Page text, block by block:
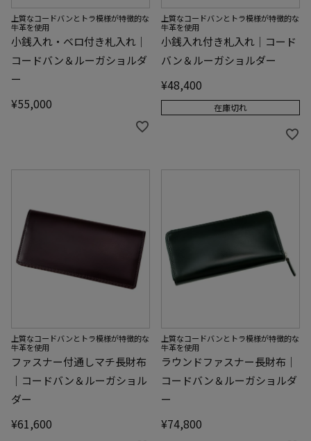
上質なコードバンとトラ模様が特徴的な
牛革を使用
小銭入れ・ベロ付き札入れ｜
コードバン＆ルーガショルダ
ー
¥55,000
上質なコードバンとトラ模様が特徴的な
牛革を使用
小銭入れ付き札入れ｜コード
バン＆ルーガショルダー
¥48,400
在庫切れ
上質なコードバンとトラ模様が特徴的な
牛革を使用
ファスナー付通しマチ長財布
｜コードバン＆ルーガショル
ダー
¥61,600
上質なコードバンとトラ模様が特徴的な
牛革を使用
ラウンドファスナー長財布｜
コードバン＆ルーガショルダ
ー
¥74,800